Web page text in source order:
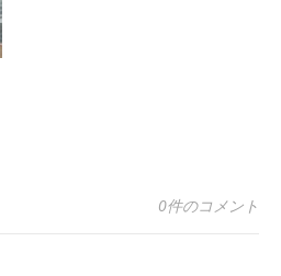
0件のコメント